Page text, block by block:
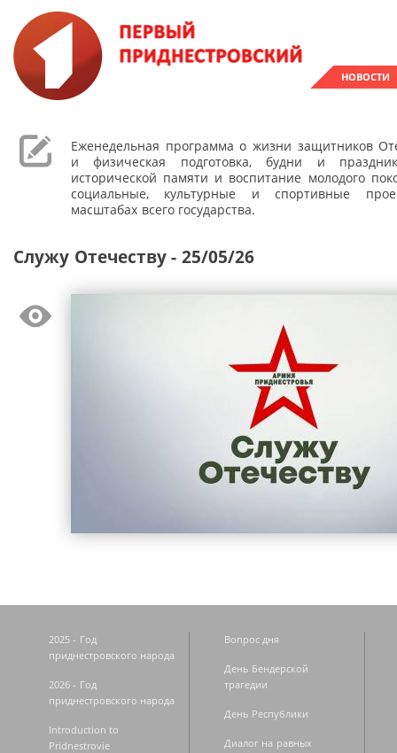
НОВОСТИ
Еженедельная программа о жизни защитников
и физическая подготовка, будни и
исторической памяти и воспитание молодого
социальные, культурные и спортивные
масштабах всего государства.
Служу Отечеству - 25/05/26
2025 - Год
приднестровского народа
2026 - Год
приднестровского народа
Introduction to
Pridnestrovie
Вопрос дня
День Бендерской
трагедии
День Республики
Диалог на равных